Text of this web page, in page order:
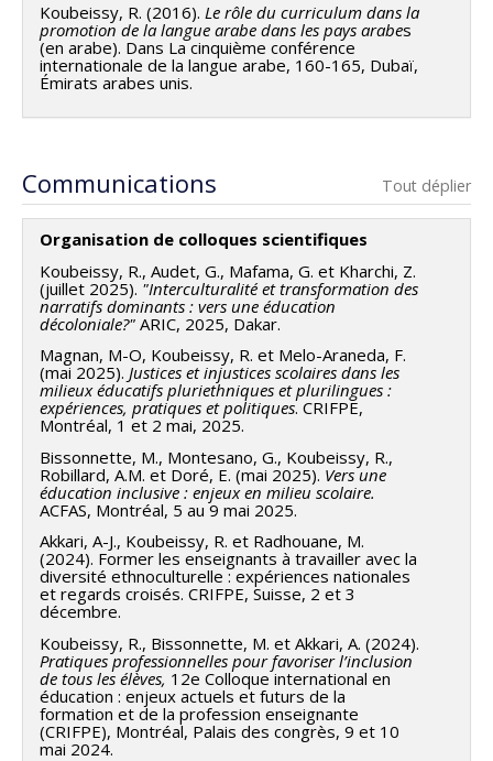
Koubeissy, R. (2016). Le rôle du curriculum dans la
promotion de la langue arabe dans les pays arabes
(en arabe). Dans La cinquième conférence
internationale de la langue arabe, 160-165, Dubaï,
Émirats arabes unis.
Communications Tout déplier
Organisation de colloques scientifiques
Koubeissy, R., Audet, G., Mafama, G. et Kharchi, Z.
(juillet 2025). "Interculturalité et transformation des
narratifs dominants : vers une éducation
décoloniale?" ARIC, 2025, Dakar.
Magnan, M-O, Koubeissy, R. et Melo-Araneda, F.
(mai 2025). Justices et injustices scolaires dans les
milieux éducatifs pluriethniques et plurilingues :
expériences, pratiques et politiques. CRIFPE,
Montréal, 1 et 2 mai, 2025.
Bissonnette, M., Montesano, G., Koubeissy, R.,
Robillard, A.M. et Doré, E. (mai 2025). Vers une
éducation inclusive : enjeux en milieu scolaire.
ACFAS, Montréal, 5 au 9 mai 2025.
Akkari, A-J., Koubeissy, R. et Radhouane, M.
(2024). Former les enseignants à travailler avec la
diversité ethnoculturelle : expériences nationales
et regards croisés. CRIFPE, Suisse, 2 et 3
décembre.
Koubeissy, R., Bissonnette, M. et Akkari, A. (2024).
Pratiques professionnelles pour favoriser l’inclusion
de tous les élèves, 12e Colloque international en
éducation : enjeux actuels et futurs de la
formation et de la profession enseignante
(CRIFPE), Montréal, Palais des congrès, 9 et 10
mai 2024.